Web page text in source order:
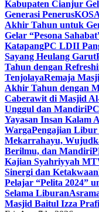
Kabupaten Cianjur
Generasi Penerus
Akhir Tahun untuk
Gelar “Pesona
KatapangPC LDII
Sayang Heulang Garut
Tahun dengan
TenjolayaRemaja
Akhir Tahun dengan
Caberawit di Masjid
Unggul dan Mandiri
Yayasan Insan Kalam
WargaPengajian
Mekarrahayu,
Berilmu, dan Mandiri
Kajian Syahriyyah
Sinergi dan Ketakwaan
Pelajar “Pelita 2024”
Selama Liburan
Masjid Baitul Izza